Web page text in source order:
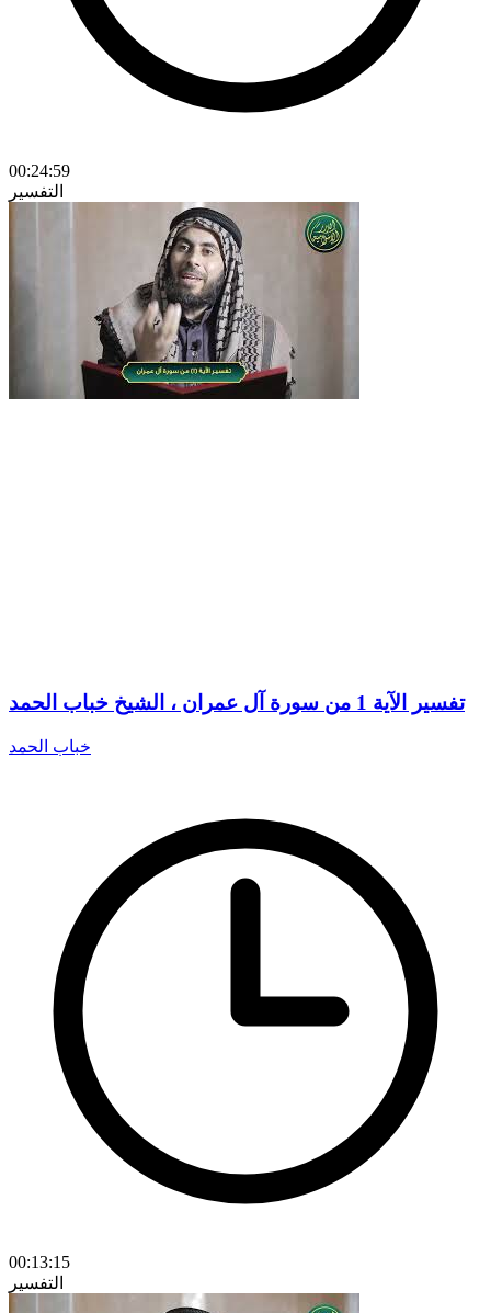
00:24:59
التفسير
تفسير الآية 1 من سورة آل عمران ، الشيخ خباب الحمد
خباب الحمد
00:13:15
التفسير